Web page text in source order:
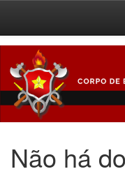
navigation
Não há